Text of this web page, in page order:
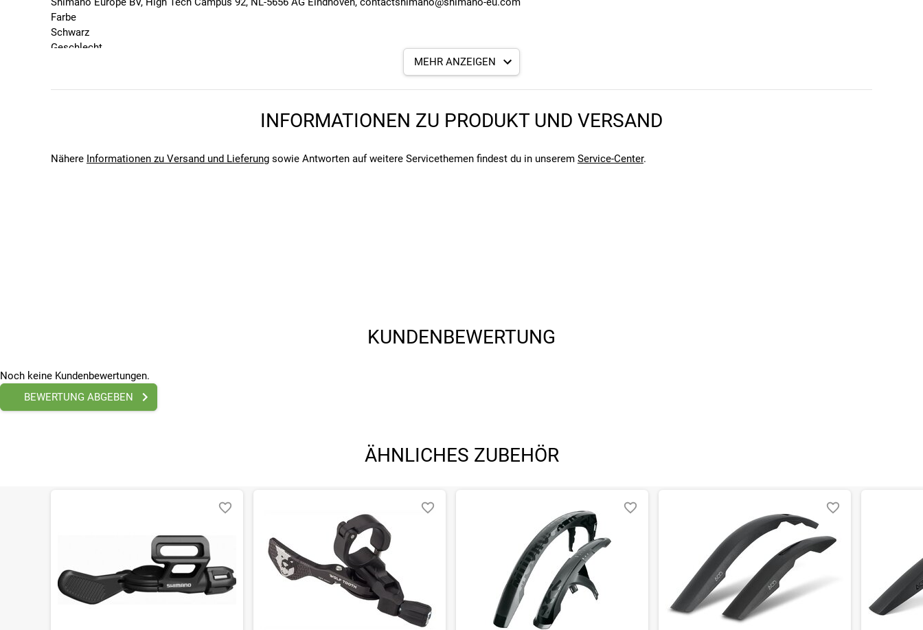
Verschiedene Ausführungen:
Farbe
Schwarz
Geschlecht
PRO
Bitte beachte, dass es zu Abweichungen zwischen den angegebenen- und den verbauten Komponenten bei Fahrrädern kommen kann. Einen Fehler gefunden?
MEHR ANZEIGEN
INFORMATIONEN ZU PRODUKT UND VERSAND
Nähere Informationen zu Versand und Lieferungsowie Antworten auf weitere Servicethemen findest du in unserem Service-Center.
KUNDENBEWERTUNG
Noch keine Kundenbewertungen.
BEWERTUNG ABGEBEN
ÄHNLICHES ZUBEHÖR